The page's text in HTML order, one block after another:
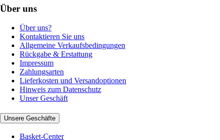
Über uns
Über uns?
Kontaktieren Sie uns
Allgemeine Verkaufsbedingungen
Rückgabe & Erstattung
Impressum
Zahlungsarten
Lieferkosten und Versandoptionen
Hinweis zum Datenschutz
Unser Geschäft
Unsere Geschäfte
Basket-Center